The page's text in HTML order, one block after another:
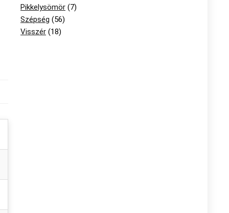
Pikkelysömör (7)
Szépség (56)
Visszér (18)